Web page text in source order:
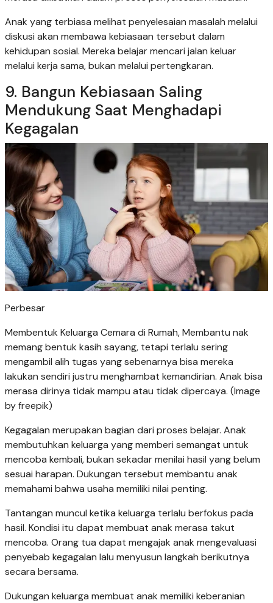
Anak yang terbiasa melihat penyelesaian masalah melalui
diskusi akan membawa kebiasaan tersebut dalam
kehidupan sosial. Mereka belajar mencari jalan keluar
melalui kerja sama, bukan melalui pertengkaran.
9. Bangun Kebiasaan Saling
Mendukung Saat Menghadapi
Kegagalan
Perbesar
Membentuk Keluarga Cemara di Rumah, Membantu nak
memang bentuk kasih sayang, tetapi terlalu sering
mengambil alih tugas yang sebenarnya bisa mereka
lakukan sendiri justru menghambat kemandirian. Anak bisa
merasa dirinya tidak mampu atau tidak dipercaya. (Image
by freepik)
Kegagalan merupakan bagian dari proses belajar. Anak
membutuhkan keluarga yang memberi semangat untuk
mencoba kembali, bukan sekadar menilai hasil yang belum
sesuai harapan. Dukungan tersebut membantu anak
memahami bahwa usaha memiliki nilai penting.
Tantangan muncul ketika keluarga terlalu berfokus pada
hasil. Kondisi itu dapat membuat anak merasa takut
mencoba. Orang tua dapat mengajak anak mengevaluasi
penyebab kegagalan lalu menyusun langkah berikutnya
secara bersama.
Dukungan keluarga membuat anak memiliki keberanian